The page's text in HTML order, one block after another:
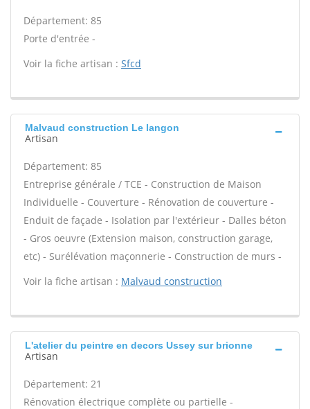
Département: 85
Porte d'entrée -
Voir la fiche artisan : Sfcd
Malvaud construction Le langon
Artisan
Département: 85
Entreprise générale / TCE - Construction de Maison
Individuelle - Couverture - Rénovation de couverture -
Enduit de façade - Isolation par l'extérieur - Dalles béton
- Gros oeuvre (Extension maison, construction garage,
etc) - Surélévation maçonnerie - Construction de murs -
Voir la fiche artisan : Malvaud construction
L'atelier du peintre en decors Ussey sur brionne
Artisan
Département: 21
Rénovation électrique complète ou partielle -